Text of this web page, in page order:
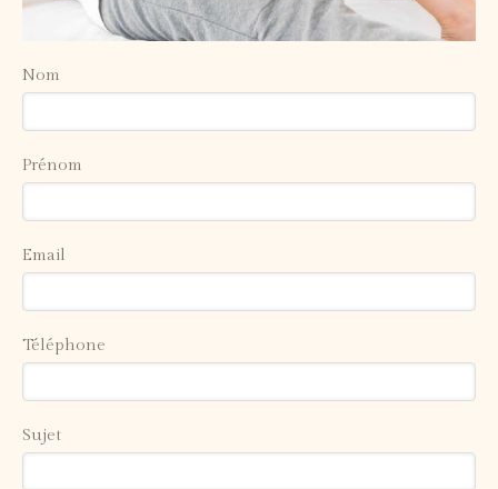
Nom
Prénom
Email
Téléphone
Sujet